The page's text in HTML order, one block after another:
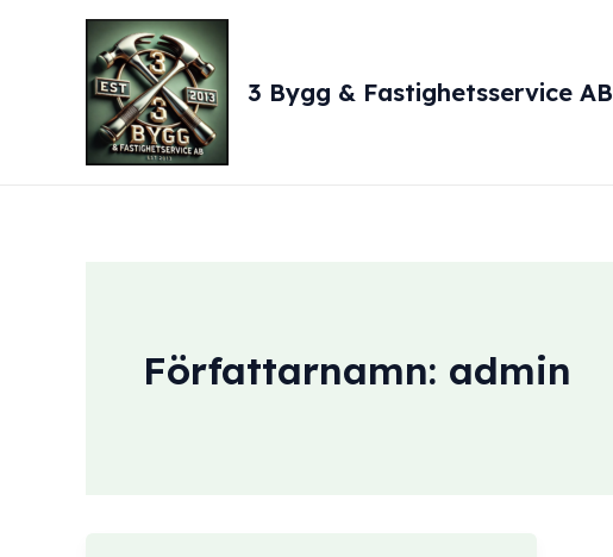
3 Bygg & Fastighetsservice AB
Författarnamn: admin